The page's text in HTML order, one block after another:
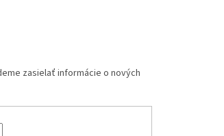
zasielať informácie o nových